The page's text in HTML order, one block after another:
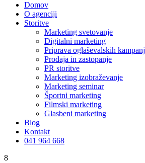
Domov
O agenciji
Storitve
Marketing svetovanje
Digitalni marketing
Priprava oglaševalskih kampanj
Prodaja in zastopanje
PR storitve
Marketing izobraževanje
Marketing seminar
Športni marketing
Filmski marketing
Glasbeni marketing
Blog
Kontakt
041 964 668
8